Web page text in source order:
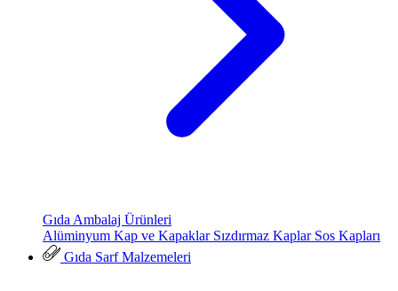
Gıda Ambalaj Ürünleri
Alüminyum Kap ve Kapaklar Sızdırmaz Kaplar Sos Kapları
Gıda Sarf Malzemeleri